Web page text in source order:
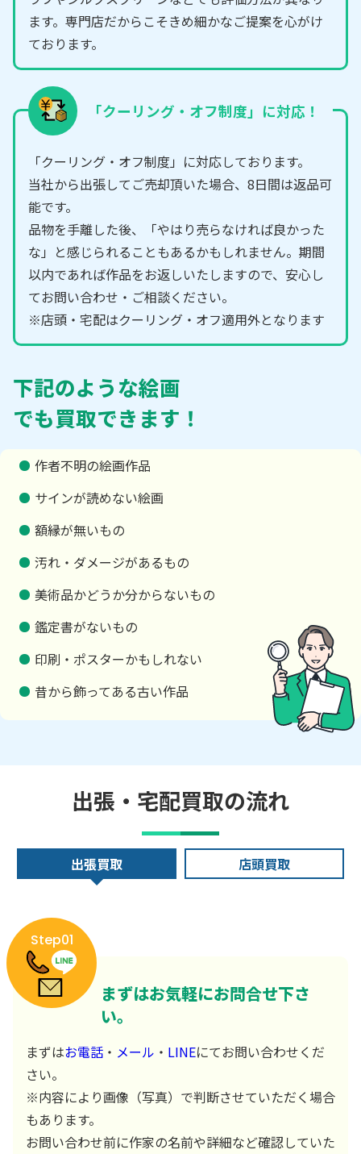
ます。専門店だからこそきめ細かなご提案を心がけ
ております。
「クーリング・オフ制度」に対応！
「クーリング・オフ制度」に対応しております。
当社から出張してご売却頂いた場合、8日間は返品可
能です。
品物を手離した後、「やはり売らなければ良かった
な」と感じられることもあるかもしれません。期間
以内であれば作品をお返しいたしますので、安心し
てお問い合わせ・ご相談ください。
※店頭・宅配はクーリング・オフ適用外となります
下記のような絵画
でも買取できます！
作者不明の絵画作品
サインが読めない絵画
額縁が無いもの
汚れ・ダメージがあるもの
美術品かどうか分からないもの
鑑定書がないもの
印刷・ポスターかもしれない
昔から飾ってある古い作品
出張・宅配買取の流れ
出張買取 店頭買取
Step01
まずはお気軽にお問合せ下さ
い。
まずはお電話 ・ メール ・ LINEにてお問い合わせくだ
さい。
※内容により画像（写真）で判断させていただく場合
もあります。
お問い合わせ前に作家の名前や詳細など確認していた